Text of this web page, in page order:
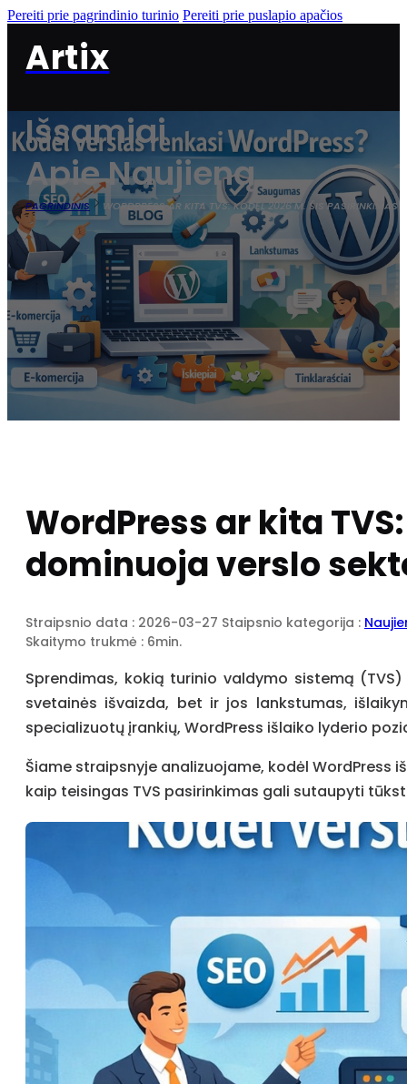
Pereiti prie pagrindinio turinio Pereiti prie puslapio apačios
Artix
Išsamiai
Apie Naujieną
PAGRINDINIS WORDPRESS AR KITA TVS: KODĖL 2026 M. ŠIS PASIRINKIMAS
WordPress ar kita
dominuoja verslo
Straipsnio data : 2026-03-27 Staipsnio kategorija :
Skaitymo trukmė : 6min.
Sprendimas, kokią turinio valdymo sistemą
svetainės išvaizda, bet ir jos lankstumas,
specializuotų įrankių, WordPress išlaiko lyderio
Šiame straipsnyje analizuojame, kodėl WordPress
kaip teisingas TVS pasirinkimas gali sutaupyti